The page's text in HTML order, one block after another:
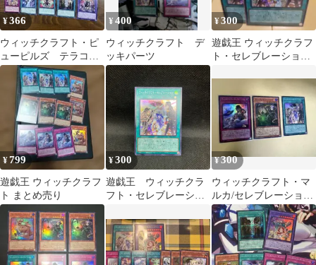
¥366
ウィッチクラフト・ピ
ューピルズ テラコッ
タン セレブレーショ
ン おまけ
¥400
ウィッチクラフト デ
ッキパーツ
¥300
遊戯王 ウィッチクラフ
ト・セレブレーション
¥799
遊戯王 ウィッチクラフ
ト まとめ売り
¥300
遊戯王 ウィッチクラ
フト・セレブレーショ
¥300
ウィッチクラフト・マ
ルカ/セレブレーション/
ディストーション ス
ーパー3枚セット